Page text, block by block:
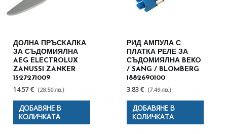
ДОЛНА ПРЪСКАЛКА
ЗА СЪДОМИЯЛНА
AEG ELECTROLUX
ZANUSSI ZANKER
1527271009
14.57 € (28.50 лв.)
ДОБАВЯНЕ В
КОЛИЧКАТА
РИД АМПУЛА С
ПЛАТКА РЕЛЕ ЗА
СЪДОМИЯЛНА BEKO
/ SANG / BLOMBERG
1882690100
3.83 € (7.49 лв.)
ДОБАВЯНЕ В
КОЛИЧКАТА